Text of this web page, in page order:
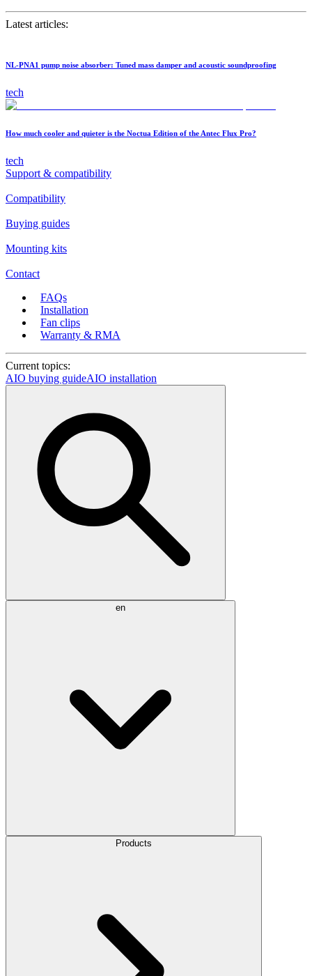
Latest articles:
NL-PNA1 pump noise absorber: Tuned mass damper and acoustic soundproofing
tech
How much cooler and quieter is the Noctua Edition of the Antec Flux Pro?
tech
Support & compatibility
Compatibility
Buying guides
Mounting kits
Contact
FAQs
Installation
Fan clips
Warranty & RMA
Current topics:
AIO buying guideAIO installation
en
Products